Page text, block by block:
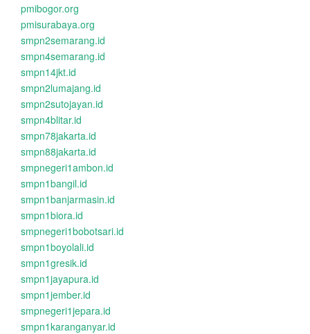
pmibogor.org
pmisurabaya.org
smpn2semarang.id
smpn4semarang.id
smpn14jkt.id
smpn2lumajang.id
smpn2sutojayan.id
smpn4blitar.id
smpn78jakarta.id
smpn88jakarta.id
smpnegeri1ambon.id
smpn1bangil.id
smpn1banjarmasin.id
smpn1biora.id
smpnegeri1bobotsari.id
smpn1boyolali.id
smpn1gresik.id
smpn1jayapura.id
smpn1jember.id
smpnegeri1jepara.id
smpn1karanganyar.id